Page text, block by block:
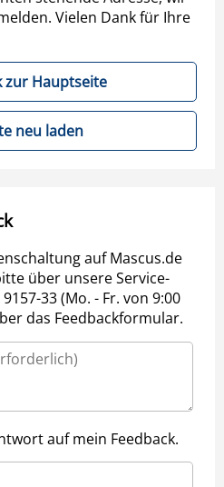
Vielen Dank für Ihre
zur Hauptseite
neu laden
auf Mascus.de
über unsere Service-
33 (Mo. - Fr. von 9:00
das Feedbackformular.
auf mein Feedback.